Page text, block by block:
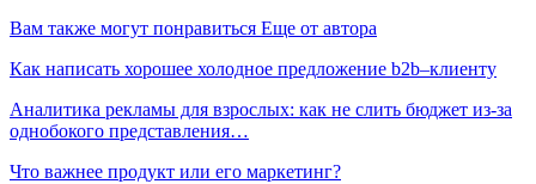
Вам также могут понравиться Еще от автора
Как написать хорошее холодное предложение b2b–клиенту
Аналитика рекламы для взрослых: как не слить бюджет из-за
однобокого представления…
Что важнее продукт или его маркетинг?